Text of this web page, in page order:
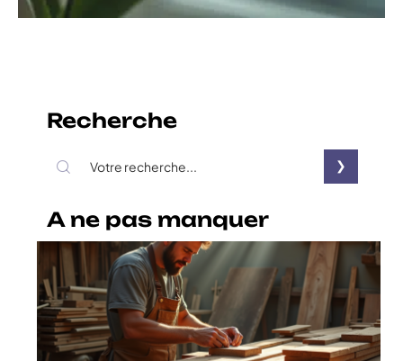
Recherche
A ne pas manquer